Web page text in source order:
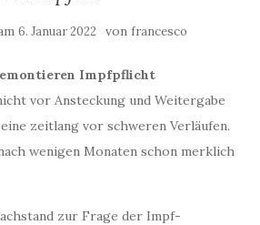
6. Januar 2022 von francesco
Impfpflicht
vor Ansteckung und Weitergabe
zeitlang vor schweren Verläufen.
wenigen Monaten schon merklich
zur Frage der Impf-